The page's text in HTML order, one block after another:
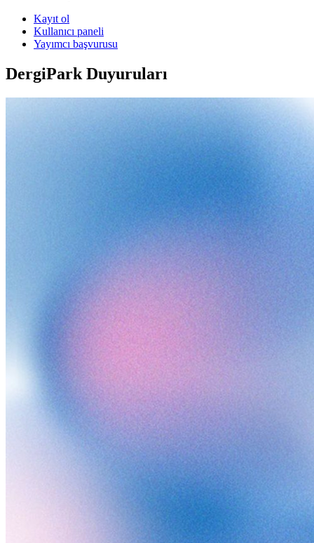
Kayıt ol
Kullanıcı paneli
Yayımcı başvurusu
DergiPark Duyuruları